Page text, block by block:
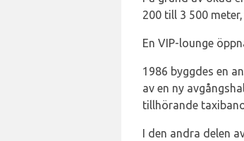
200 till 3 500
En VIP-lounge
1986 byggdes en
av en ny
tillhörande
I den andra delen